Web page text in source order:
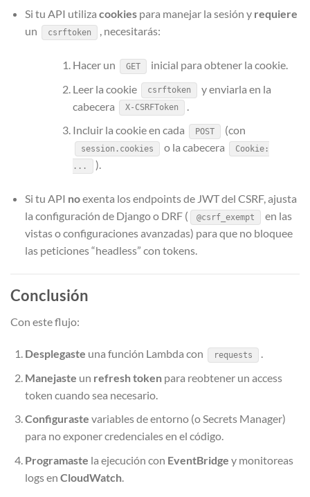
Si tu API utiliza cookiespara manejar la sesión y requiere
un
csrftoken , necesitarás:
Hacer un GET
inicial para obtener la cookie.
Leer la cookie
csrftoken
y enviarla en la
cabecera
X-CSRFToken
Incluir la cookie en cada
POST (con
session.cookies o la cabecera
Cookie:
...
).
Si tu API noexenta los endpoints de JWT del CSRF, ajusta
la configuración de Django o DRF (
@csrf_exempt
en las
vistas o configuraciones avanzadas) para que no bloquee
las peticiones “headless” con tokens.
Conclusión
Con este flujo:
Desplegaste una función Lambda con requests
.
Manejaste un refresh tokenpara reobtener un access
token cuando sea necesario.
Configuraste variables de entorno (o Secrets Manager)
para no exponer credenciales en el código.
Programaste la ejecución con EventBridge y monitoreas
logs en CloudWatch.